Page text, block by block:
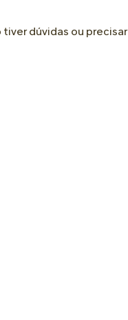
dúvidas ou precisar